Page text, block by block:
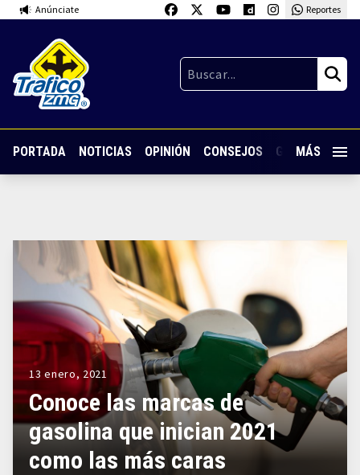
Anúnciate Reportes
PORTADA NOTICIAS OPINIÓN CONSEJOS GUARDIA
MÁS
13 enero, 2021
Conoce las marcas de
gasolina que inician 2021
como las más caras